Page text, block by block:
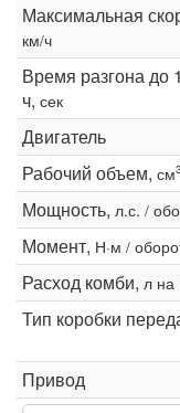
Максимальная
км/ч
Время разгона до
ч, сек
Двигатель
Рабочий объем, см3
Мощность, л.с. /
Момент, Н·м /
Расход комби, л на
Тип коробки
Привод